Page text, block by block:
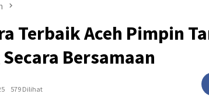
Terbaik Aceh Pimpin
Bersamaan
579 Dilihat